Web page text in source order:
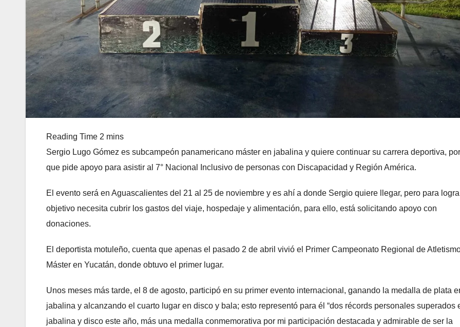
Sergio Lugo Gómez es subcampeón panamericano máster en jabalina y quiere continuar su carrera deportiva,
que pide apoyo para asistir al 7° Nacional Inclusivo de personas con Discapacidad y Región América.
El evento será en Aguascalientes del 21 al 25 de noviembre y es ahí a donde Sergio quiere llegar, pero para
objetivo necesita cubrir los gastos del viaje, hospedaje y alimentación, para ello, está solicitando apoyo con
donaciones.
El deportista motuleño, cuenta que apenas el pasado 2 de abril vivió el Primer Campeonato Regional de
Máster en Yucatán, donde obtuvo el primer lugar.
Unos meses más tarde, el 8 de agosto, participó en su primer evento internacional, ganando la medalla de plata
jabalina y alcanzando el cuarto lugar en disco y bala; esto representó para él “dos récords personales superados
jabalina y disco este año, más una medalla conmemorativa por mi participación destacada y admirable de ser la